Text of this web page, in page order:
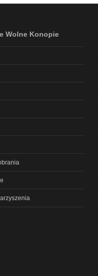
Wolne Konopie